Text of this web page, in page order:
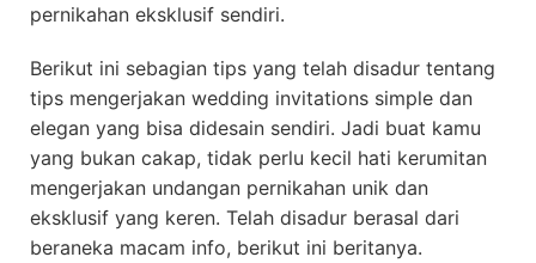
pernikahan eksklusif sendiri.
Berikut ini sebagian tips yang telah disadur tentang
tips mengerjakan wedding invitations simple dan
elegan yang bisa didesain sendiri. Jadi buat kamu
yang bukan cakap, tidak perlu kecil hati kerumitan
mengerjakan undangan pernikahan unik dan
eksklusif yang keren. Telah disadur berasal dari
beraneka macam info, berikut ini beritanya.